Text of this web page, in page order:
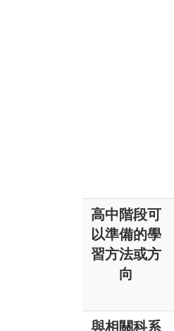
高中階段可
以準備的學
習方法或方
向
與相關科系